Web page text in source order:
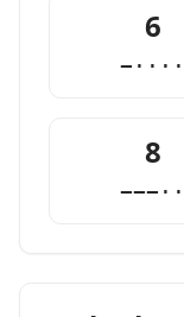
6
−····
8
−−−··